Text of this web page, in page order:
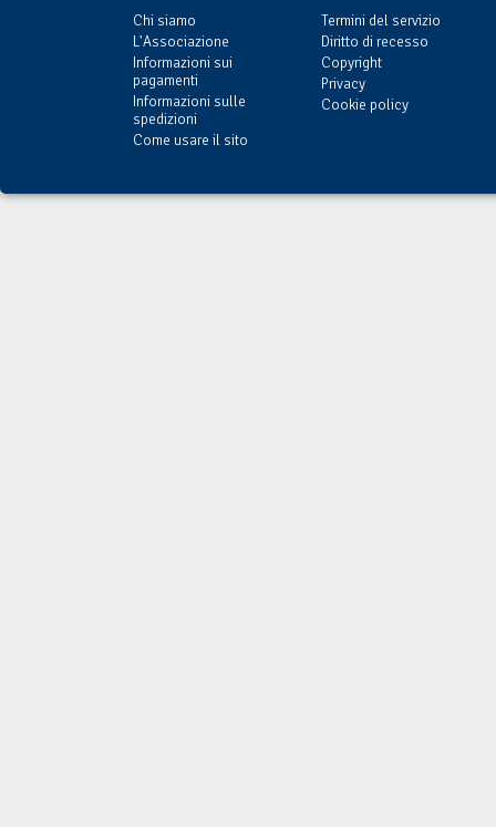
Chi siamo
L'Associazione
Informazioni sui
pagamenti
Informazioni sulle
spedizioni
Come usare il sito
Termini del servizio
Diritto di recesso
Copyright
Privacy
Cookie policy